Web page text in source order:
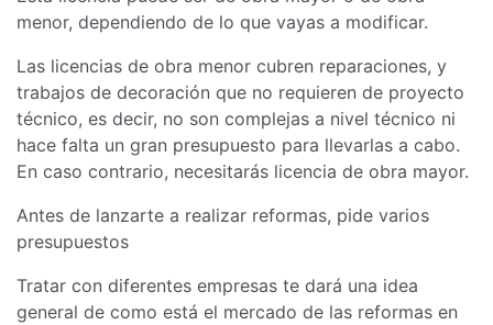
menor, dependiendo de lo que vayas a modificar.
Las licencias de obra menor cubren reparaciones, y
trabajos de decoración que no requieren de proyecto
técnico, es decir, no son complejas a nivel técnico ni
hace falta un gran presupuesto para llevarlas a cabo.
En caso contrario, necesitarás licencia de obra mayor.
Antes de lanzarte a realizar reformas, pide varios
presupuestos
Tratar con diferentes empresas te dará una idea
general de como está el mercado de las reformas en